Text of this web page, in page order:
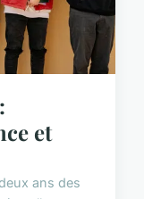
et
ans des